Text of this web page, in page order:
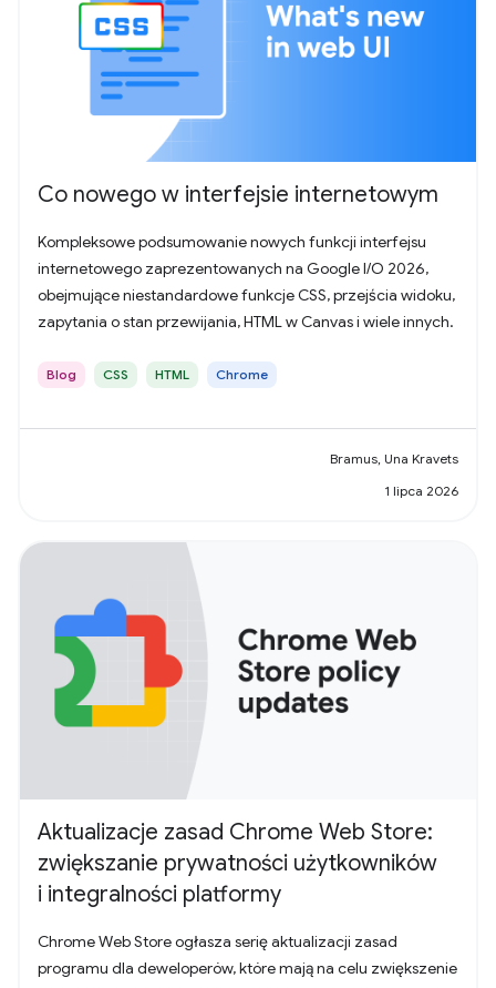
Co nowego w interfejsie internetowym
Kompleksowe podsumowanie nowych funkcji interfejsu
internetowego zaprezentowanych na Google I/O 2026,
obejmujące niestandardowe funkcje CSS, przejścia widoku,
zapytania o stan przewijania, HTML w Canvas i wiele innych.
Blog CSS HTML Chrome
Bramus, Una Kravets
1 lipca 2026
Aktualizacje zasad Chrome Web Store:
zwiększanie prywatności użytkowników
i integralności platformy
Chrome Web Store ogłasza serię aktualizacji zasad
programu dla deweloperów, które mają na celu zwiększenie